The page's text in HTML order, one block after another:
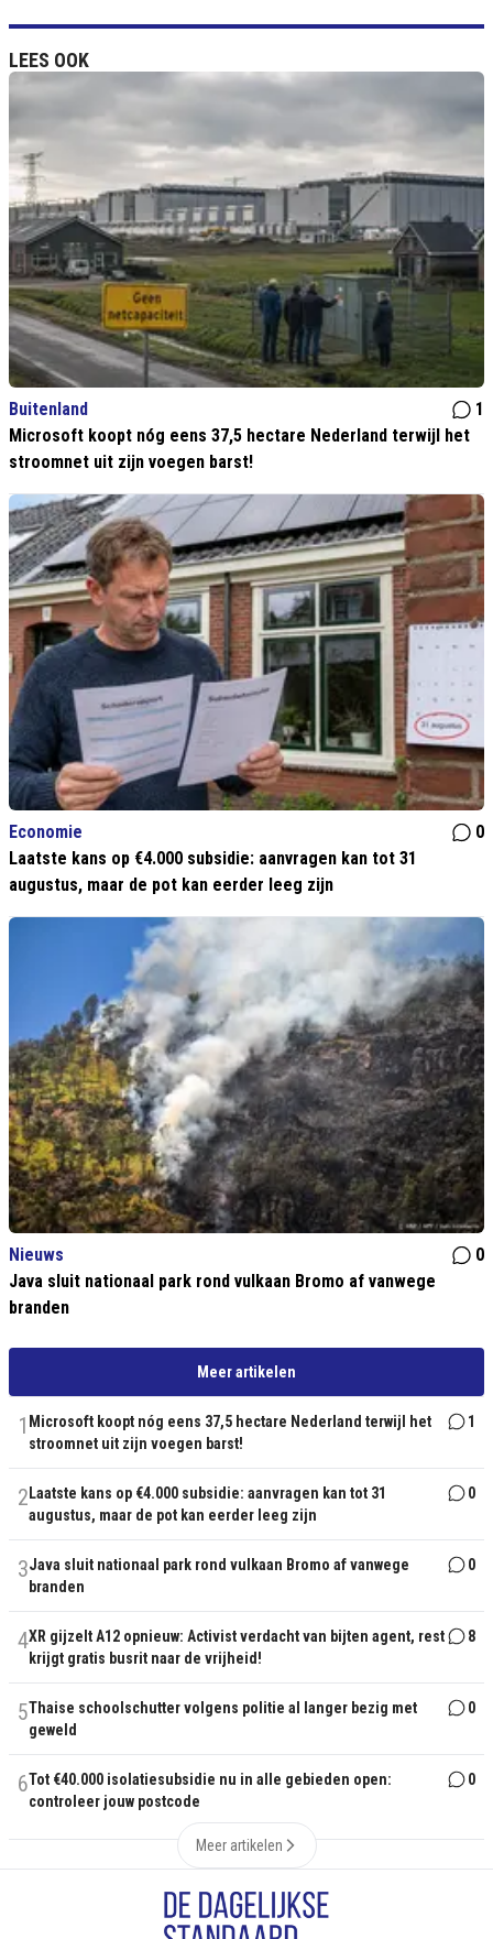
LEES OOK
Buitenland
1
Microsoft koopt nóg eens 37,5 hectare Nederland terwijl het
stroomnet uit zijn voegen barst!
Economie
0
Laatste kans op €4.000 subsidie: aanvragen kan tot 31
augustus, maar de pot kan eerder leeg zijn
Nieuws
0
Java sluit nationaal park rond vulkaan Bromo af vanwege
branden
Meer artikelen
1 Microsoft koopt nóg eens 37,5 hectare Nederland terwijl het
stroomnet uit zijn voegen barst!
1
2 Laatste kans op €4.000 subsidie: aanvragen kan tot 31
augustus, maar de pot kan eerder leeg zijn
0
3Java sluit nationaal park rond vulkaan Bromo af vanwege
branden
0
4XR gijzelt A12 opnieuw: Activist verdacht van bijten agent, rest
krijgt gratis busrit naar de vrijheid!
8
5Thaise schoolschutter volgens politie al langer bezig met
geweld
0
6Tot €40.000 isolatiesubsidie nu in alle gebieden open:
controleer jouw postcode
0
Meer artikelen